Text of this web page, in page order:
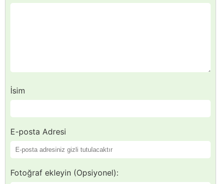
İsim
E-posta Adresi
Fotoğraf ekleyin (Opsiyonel):